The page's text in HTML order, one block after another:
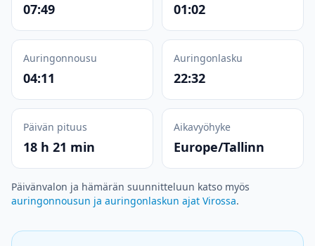
07:49 01:02
Auringonnousu
04:11
Auringonlasku
22:32
Päivän pituus
18 h 21 min
Aikavyöhyke
Europe/Tallinn
Päivänvalon ja hämärän suunnitteluun katso myös
auringonnousun ja auringonlaskun ajat Virossa.